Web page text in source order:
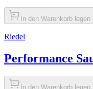
In den Warenkorb legen
Riedel
Performance
In den Warenkorb legen